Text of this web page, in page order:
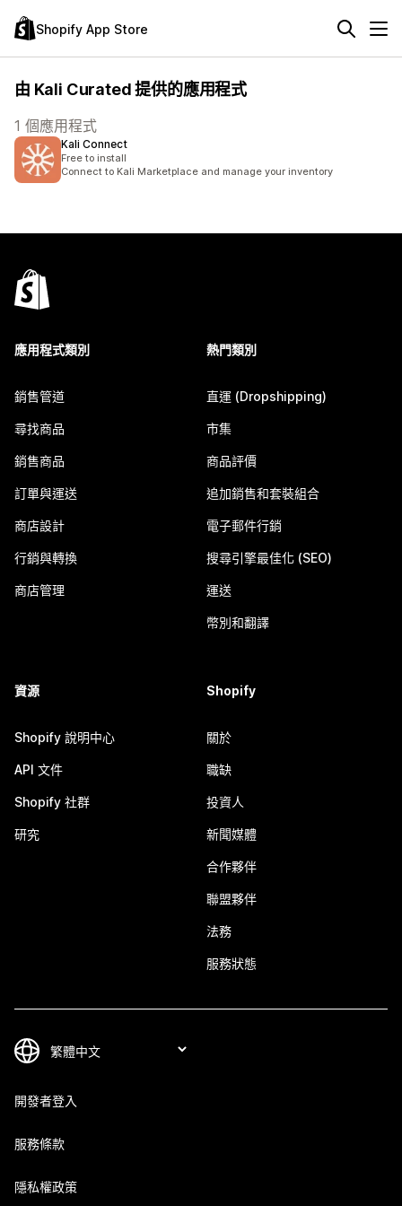
Shopify App Store
由 Kali Curated 提供的應用程式
1 個應用程式
Kali Connect
Free to install
Connect to Kali Marketplace and manage your inventory
應用程式類別
銷售管道
尋找商品
銷售商品
訂單與運送
商店設計
行銷與轉換
商店管理
熱門類別
直運 (Dropshipping)
市集
商品評價
追加銷售和套裝組合
電子郵件行銷
搜尋引擎最佳化 (SEO)
運送
幣別和翻譯
資源
Shopify 說明中心
API 文件
Shopify 社群
研究
Shopify
關於
職缺
投資人
新聞媒體
合作夥伴
聯盟夥伴
法務
服務狀態
開發者登入
服務條款
隱私權政策